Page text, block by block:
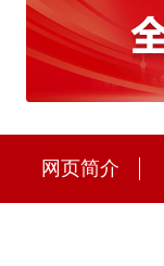
网页简介